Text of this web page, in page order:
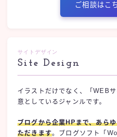
ご相談はこ
サイトデザイン
Site Design
イラストだけでなく、「WEB
意としているジャンルです。
ブログから企業HPまで、あら
ただきます。ブログソフト「